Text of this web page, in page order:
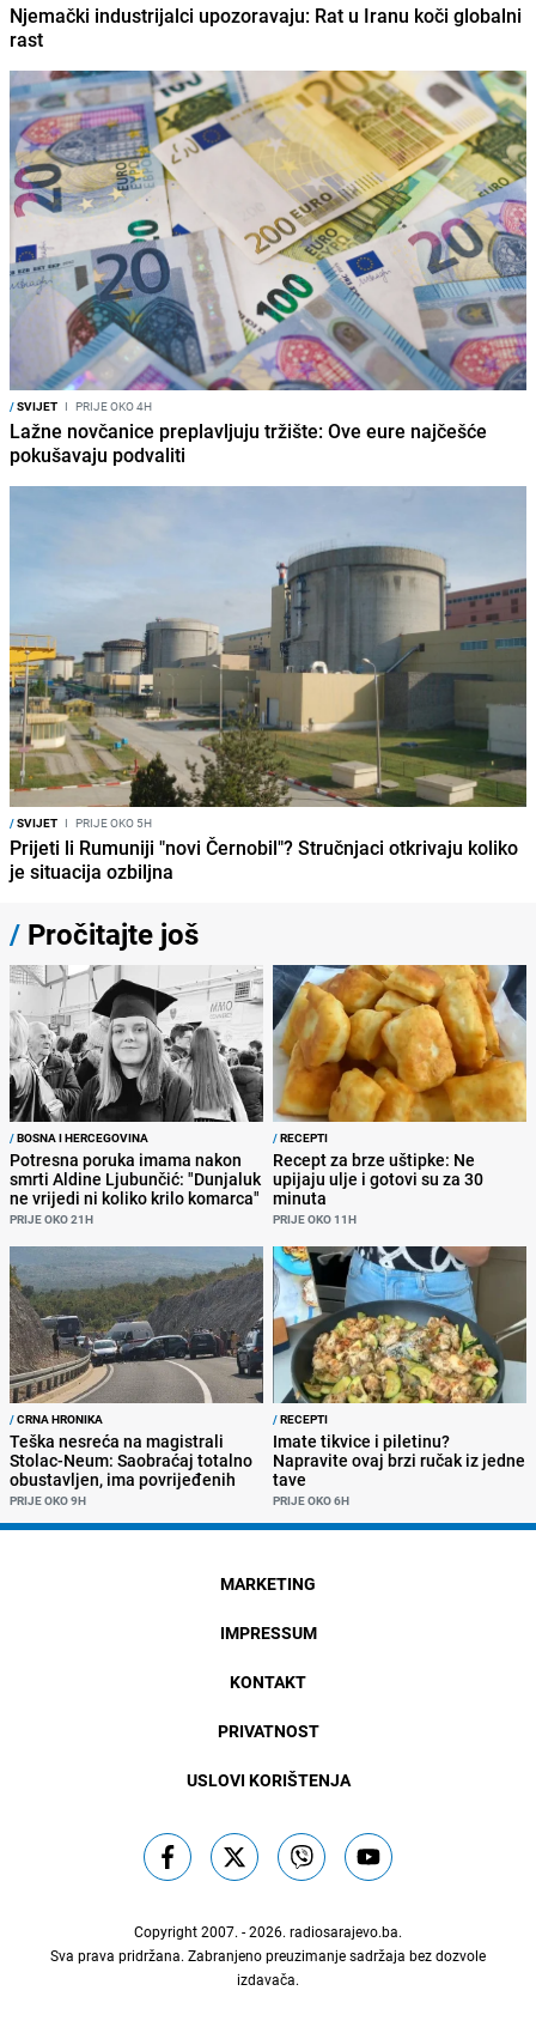
Njemački industrijalci upozoravaju: Rat u Iranu koči globalni
rast
/SVIJET I PRIJE OKO 4H
Lažne novčanice preplavljuju tržište: Ove eure najčešće
pokušavaju podvaliti
/SVIJET I PRIJE OKO 5H
Prijeti li Rumuniji "novi Černobil"? Stručnjaci otkrivaju koliko
je situacija ozbiljna
/ Pročitajte još
/BOSNA I HERCEGOVINA
Potresna poruka imama nakon
smrti Aldine Ljubunčić: "Dunjaluk
ne vrijedi ni koliko krilo komarca"
PRIJE OKO 21H
/RECEPTI
Recept za brze uštipke: Ne
upijaju ulje i gotovi su za 30
minuta
PRIJE OKO 11H
/CRNA HRONIKA
Teška nesreća na magistrali
Stolac-Neum: Saobraćaj totalno
obustavljen, ima povrijeđenih
PRIJE OKO 9H
/RECEPTI
Imate tikvice i piletinu?
Napravite ovaj brzi ručak iz jedne
tave
PRIJE OKO 6H
MARKETING
IMPRESSUM
KONTAKT
PRIVATNOST
USLOVI KORIŠTENJA
Copyright 2007. - 2026. radiosarajevo.ba.
Sva prava pridržana. Zabranjeno preuzimanje sadržaja bez dozvole
izdavača.